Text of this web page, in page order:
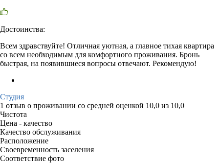
Достоинства:
Всем здравствуйте! Отличная уютная, а главное тихая квартира
со всем необходимым для комфортного проживания. Бронь
быстрая, на появившиеся вопросы отвечают. Рекомендую!
Студия
1 отзыв о проживании со средней оценкой 10,0 из 10,0
Чистота
Цена - качество
Качество обслуживания
Расположение
Своевременность заселения
Соответствие фото